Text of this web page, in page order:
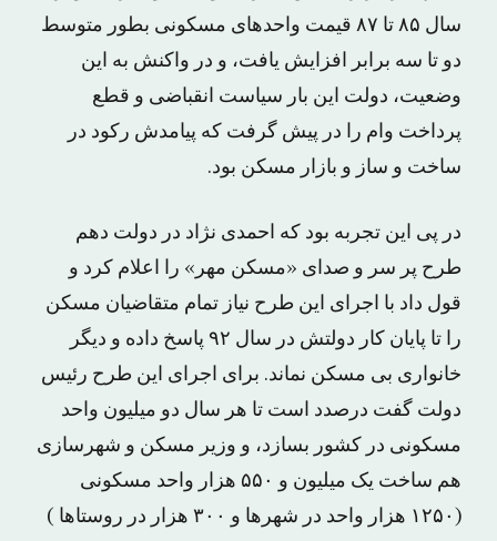
سال ۸۵ تا ٨٧ قیمت واحدهای مسکونی بطور متوسط
دو تا سه برابر افزایش یافت، و در واکنش به این
وضعیت، دولت این بار سیاست انقباضی و قطع
پرداخت وام را در پیش گرفت که پیامدش رکود در
ساخت و ساز و بازار مسکن بود.
در پی این تجربه بود که احمدی نژاد در دولت دهم
طرح پر سر و صدای «مسکن مهر» را اعلام کرد و
قول داد با اجرای این طرح نیاز تمام متقاضیان مسکن
را تا پایان کار دولتش در سال ٩٢ پاسخ داده و دیگر
خانواری بی مسکن نماند. برای اجرای این طرح رئیس
دولت گفت درصدد است تا هر سال دو میلیون واحد
مسکونی در کشور بسازد، و وزیر مسکن و شهرسازی
هم ساخت یک میلیون و ۵۵٠ هزار واحد مسکونی
(١٢۵٠ هزار واحد در شهرها و ٣٠٠ هزار در روستاها )